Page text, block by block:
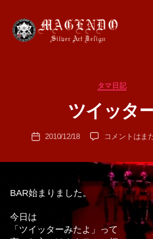
カ
ゴ
リ
タマ日記
ツイッタ
成
者
T
A
投
2010/12/18
ツ
タ
ー
コメントはま
BAR始まりました。
今日は
「ツイッターみたよ」って